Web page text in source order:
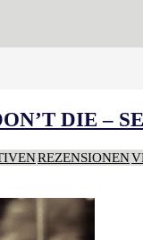
DIE –
REZENSIONEN